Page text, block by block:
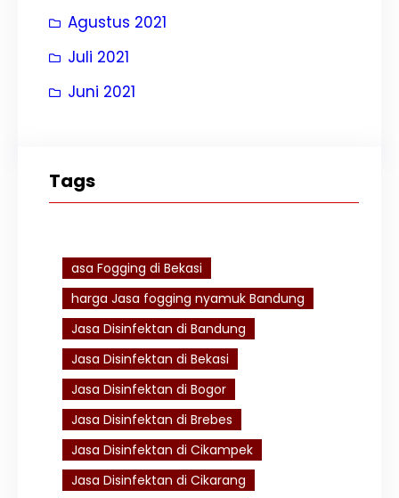
Agustus 2021
Juli 2021
Juni 2021
Tags
asa Fogging di Bekasi
harga Jasa fogging nyamuk Bandung
Jasa Disinfektan di Bandung
Jasa Disinfektan di Bekasi
Jasa Disinfektan di Bogor
Jasa Disinfektan di Brebes
Jasa Disinfektan di Cikampek
Jasa Disinfektan di Cikarang